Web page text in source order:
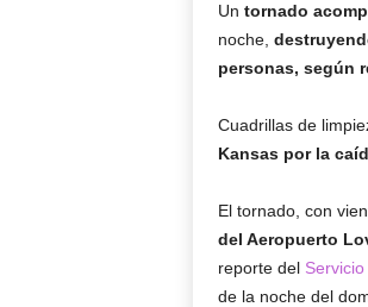
Un tornado
noche,
personas, según
Cuadrillas de
Kansas por la
El tornado, con
del Aeropuerto
reporte del
de la noche del